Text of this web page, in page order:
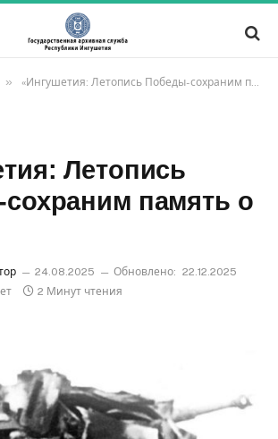
» «Ингушетия: Летопись Победы-сохраним память о героях»
Летопись
память о
24.08.2025 Обновлено: 22.12.2025
2 Минут чтения